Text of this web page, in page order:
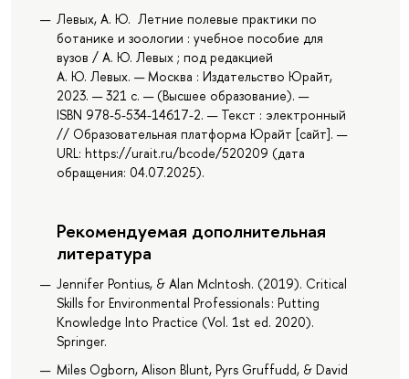
Левых, А. Ю. Летние полевые практики по
ботанике и зоологии : учебное пособие для
вузов / А. Ю. Левых ; под редакцией
А. Ю. Левых. — Москва : Издательство Юрайт,
2023. — 321 с. — (Высшее образование). —
ISBN 978-5-534-14617-2. — Текст : электронный
// Образовательная платформа Юрайт [сайт]. —
URL: https://urait.ru/bcode/520209 (дата
обращения: 04.07.2025).
Рекомендуемая дополнительная
литература
Jennifer Pontius, & Alan McIntosh. (2019). Critical
Skills for Environmental Professionals : Putting
Knowledge Into Practice (Vol. 1st ed. 2020).
Springer.
Miles Ogborn, Alison Blunt, Pyrs Gruffudd, & David